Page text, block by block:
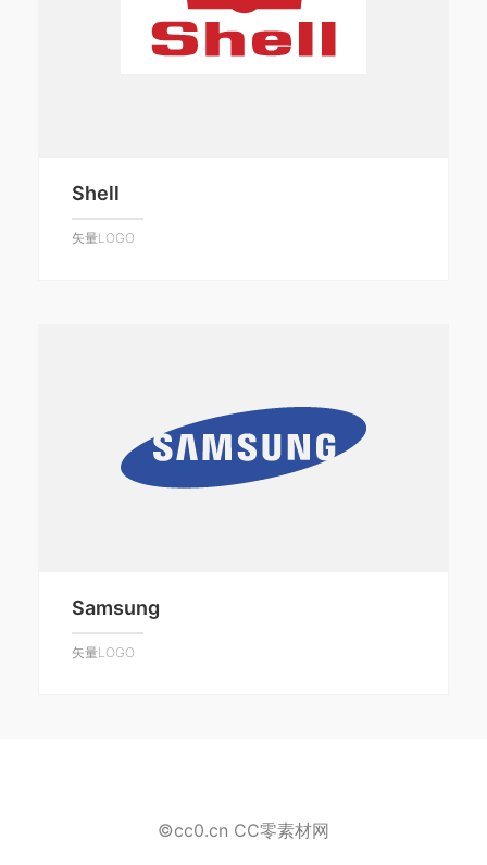
Shell
矢量LOGO
Samsung
矢量LOGO
©cc0.cn CC零素材网